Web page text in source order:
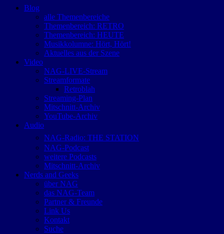
Blog
alle Themenbereiche
Themenbereich: RETRO
Themenbereich: HEUTE
Musikkolumne: Hört, Hört!
Aktuelles aus der Szene
Video
NAG-LIVE-Stream
Streamformate
Retroblah
Streaming-Plan
Mitschnitt-Archiv
YouTube-Archiv
Audio
NAG-Radio: THE STATION
NAG-Podcast
weitere Podcasts
Mitschnitt-Archiv
Nerds and Geeks
über NAG
das NAG-Team
Partner & Freunde
Link Us
Kontakt
Suche